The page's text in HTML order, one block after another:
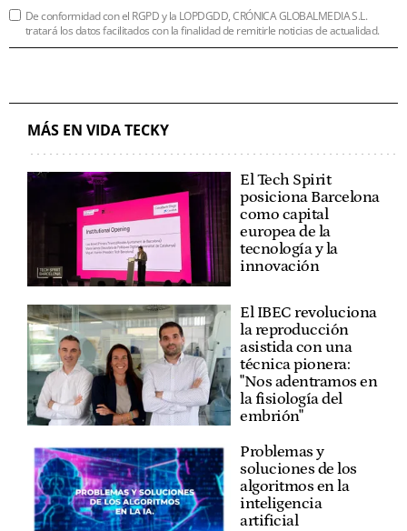
De conformidad con el RGPD y la LOPDGDD, CRÓNICA GLOBALMEDIA S.L.
tratará los datos facilitados con la finalidad de remitirle noticias de actualidad.
MÁS EN VIDA TECKY
El Tech Spirit
posiciona Barcelona
como capital
europea de la
tecnología y la
innovación
El IBEC revoluciona
la reproducción
asistida con una
técnica pionera:
"Nos adentramos en
la fisiología del
embrión"
Problemas y
soluciones de los
algoritmos en la
inteligencia
artificial